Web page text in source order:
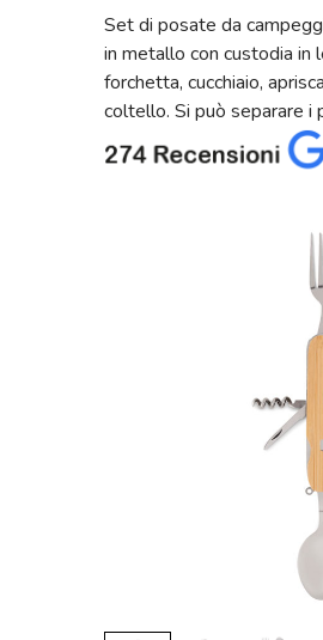
Set di posate da
in metallo con custodia in
forchetta, cucchiaio,
coltello. Si può separare i